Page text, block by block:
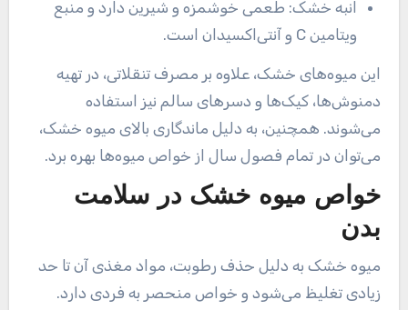
انبه خشک: طعمی خوشمزه و شیرین دارد و منبع
ویتامین C و آنتی‌اکسیدان است.
این میوه‌های خشک، علاوه بر مصرف تنقلاتی، در تهیه
دمنوش‌ها، کیک‌ها و دسرهای سالم نیز استفاده
می‌شوند. همچنین، به دلیل ماندگاری بالای میوه خشک،
می‌توان در تمام فصول سال از خواص میوه‌ها بهره برد.
خواص میوه خشک در سلامت
بدن
میوه خشک به دلیل حذف رطوبت، مواد مغذی آن تا حد
زیادی تغلیظ می‌شود و خواص منحصر به فردی دارد.